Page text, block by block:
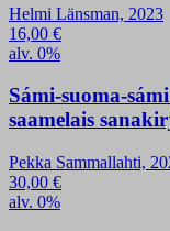
Helmi Länsman, 2023
16,00 €
alv. 0%
Sámi-suoma-
saamelais
Pekka Sammallahti,
30,00 €
alv. 0%